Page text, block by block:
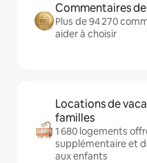
Commentaires
Plus de 94 270
aider à choisir
Locations de
familles
1 680 logements
supplémentaire et
aux enfants